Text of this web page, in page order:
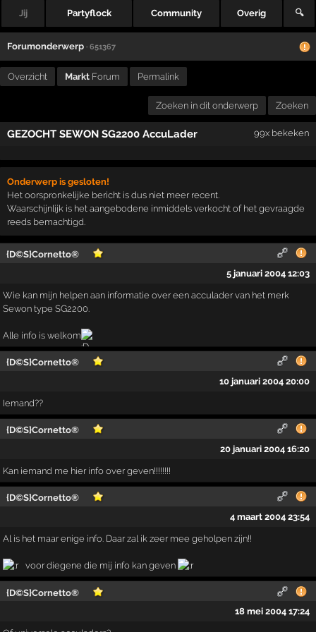
Jij Partyflock Community Overig 🔍
Forumonderwerp · 651367
Overzicht Markt Forum Permalink
Zoeken in dit onderwerp Zoeken
GEZOCHT SEWON SG2200 AccuLader 99x bekeken
Onderwerp is gesloten!
Het oorspronkelijke bericht is dus niet meer recent.
Waarschijnlijk is het aangebodene inmiddels verkocht of het gevraagde
reeds bemachtigd.
{D©S}Cornetto®
5 januari 2004 12:03
Wie kan mijn helpen aan informatie over een acculader van het merk
Sewon type SG2200.
Alle info is welkom
{D©S}Cornetto®
10 januari 2004 20:00
Iemand??
{D©S}Cornetto®
20 januari 2004 16:20
Kan iemand me hier info over geven!!!!!!!!
{D©S}Cornetto®
4 maart 2004 23:54
Al is het maar enige info. Daar zal ik zeer mee geholpen zijn!!
voor diegene die mij info kan geven
{D©S}Cornetto®
18 mei 2004 17:24